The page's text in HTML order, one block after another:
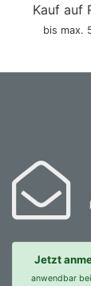
Kauf auf
bis max.
Jetzt
anwendbar